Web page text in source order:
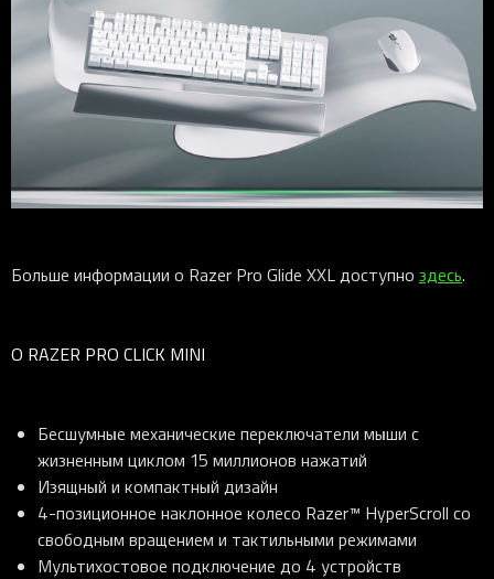
Больше информации о Razer Pro Glide XXL доступно здесь.
О RAZER PRO CLICK MINI
Бесшумные механические переключатели мыши с
жизненным циклом 15 миллионов нажатий
Изящный и компактный дизайн
4-позиционное наклонное колесо Razer™ HyperScroll со
свободным вращением и тактильными режимами
Мультихостовое подключение до 4 устройств